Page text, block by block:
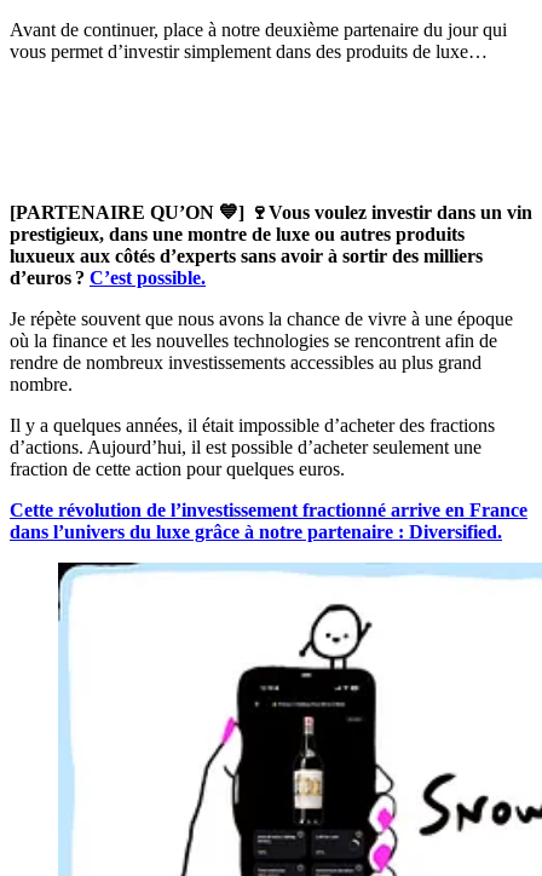
Avant de continuer, place à notre deuxième partenaire du jour qui
vous permet d’investir simplement dans des produits de luxe…
[PARTENAIRE QU’ON 💙] 🍷Vous voulez investir dans un vin
prestigieux, dans une montre de luxe ou autres produits
luxueux aux côtés d’experts sans avoir à sortir des milliers
d’euros ? C’est possible.
Je répète souvent que nous avons la chance de vivre à une époque
où la finance et les nouvelles technologies se rencontrent afin de
rendre de nombreux investissements accessibles au plus grand
nombre.
Il y a quelques années, il était impossible d’acheter des fractions
d’actions. Aujourd’hui, il est possible d’acheter seulement une
fraction de cette action pour quelques euros.
Cette révolution de l’investissement fractionné arrive en France
dans l’univers du luxe grâce à notre partenaire : Diversified.